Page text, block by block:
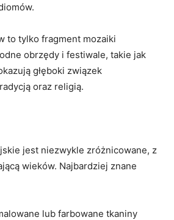
to tylko fragment mozaiki
obrzędy ⁣i festiwale,⁤ takie jak
głęboki związek
oraz religią.
jest niezwykle‍ zróżnicowane, z⁣
wieków.‍ Najbardziej​ znane
lub⁣ farbowane tkaniny